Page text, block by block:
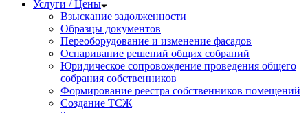
Услуги / Цены
Взыскание задолженности
Образцы документов
Переоборудование и изменение фасадов
Оспаривание решений общих собраний
Юридическое сопровождение проведения общего
собрания собственников
Формирование реестра собственников помещений
Создание ТСЖ